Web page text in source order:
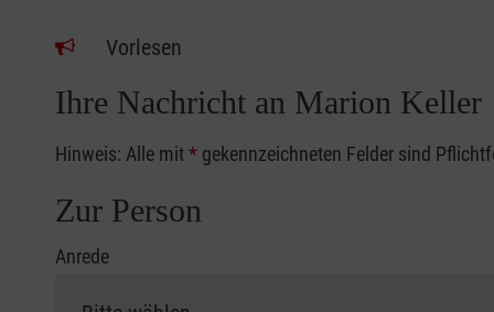
Vorlesen
Ihre Nachricht an Marion Keller
Hinweis: Alle mit* gekennzeichneten Felder sind
Zur Person
Anrede